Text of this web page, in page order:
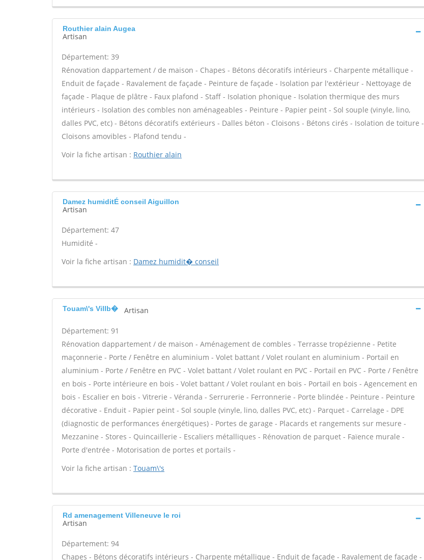
Routhier alain Augea
Artisan
Département: 39
Rénovation dappartement / de maison - Chapes - Bétons décoratifs intérieurs - Charpente métallique -
Enduit de façade - Ravalement de façade - Peinture de façade - Isolation par l'extérieur - Nettoyage de
façade - Plaque de plâtre - Faux plafond - Staff - Isolation phonique - Isolation thermique des murs
intérieurs - Isolation des combles non aménageables - Peinture - Papier peint - Sol souple (vinyle, lino,
dalles PVC, etc) - Bétons décoratifs extérieurs - Dalles béton - Cloisons - Bétons cirés - Isolation de toiture -
Cloisons amovibles - Plafond tendu -
Voir la fiche artisan : Routhier alain
Damez humiditÉ conseil Aiguillon
Artisan
Département: 47
Humidité -
Voir la fiche artisan : Damez humidit� conseil
Touam\'s Villb� Artisan
Département: 91
Rénovation dappartement / de maison - Aménagement de combles - Terrasse tropézienne - Petite
maçonnerie - Porte / Fenêtre en aluminium - Volet battant / Volet roulant en aluminium - Portail en
aluminium - Porte / Fenêtre en PVC - Volet battant / Volet roulant en PVC - Portail en PVC - Porte / Fenêtre
en bois - Porte intérieure en bois - Volet battant / Volet roulant en bois - Portail en bois - Agencement en
bois - Escalier en bois - Vitrerie - Véranda - Serrurerie - Ferronnerie - Porte blindée - Peinture - Peinture
décorative - Enduit - Papier peint - Sol souple (vinyle, lino, dalles PVC, etc) - Parquet - Carrelage - DPE
(diagnostic de performances énergétiques) - Portes de garage - Placards et rangements sur mesure -
Mezzanine - Stores - Quincaillerie - Escaliers métalliques - Rénovation de parquet - Faïence murale -
Porte d'entrée - Motorisation de portes et portails -
Voir la fiche artisan : Touam\'s
Rd amenagement Villeneuve le roi
Artisan
Département: 94
Chapes - Bétons décoratifs intérieurs - Charpente métallique - Enduit de façade - Ravalement de façade -